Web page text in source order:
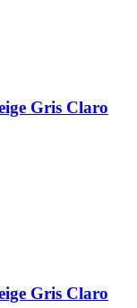
Gris Claro
Gris Claro